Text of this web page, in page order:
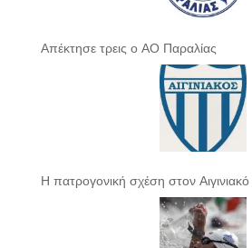
Απέκτησε τρεις ο ΑΟ Παραλίας
Η πατρογονική σχέση στον Αιγινιακό